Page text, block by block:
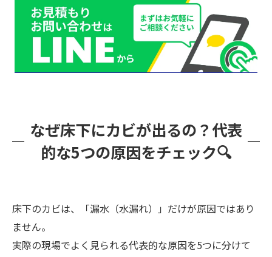
なぜ床下にカビが出るの？代表
的な5つの原因をチェック🔍
床下のカビは、「漏水（水漏れ）」だけが原因ではあり
ません。
実際の現場でよく見られる代表的な原因を5つに分けて